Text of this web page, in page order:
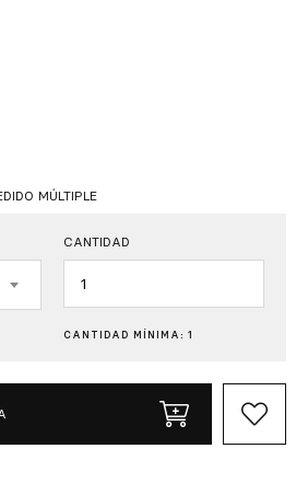
MÚLTIPLE
CANTIDAD
CANTIDAD MÍNIMA: 1